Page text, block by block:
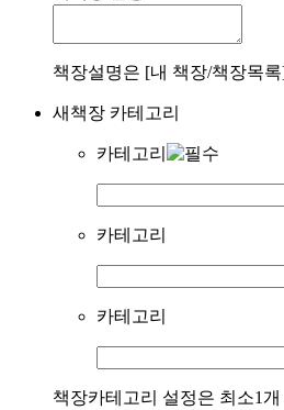
책장설명은 [내 책장/책장목
새책장 카테고리
카테고리
카테고리
카테고리
책장카테고리 설정은 최소1